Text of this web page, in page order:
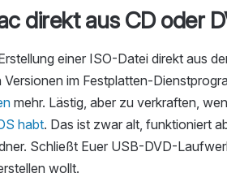
direkt aus CD oder
einer ISO-Datei direkt aus
im Festplatten-
mehr. Lästig, aber zu verkraften,
habt. Das ist zwar alt, funktioniert
Schließt Euer USB-DVD-
wollt.